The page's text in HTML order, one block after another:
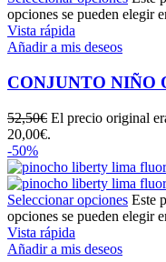
opciones se pueden elegir
Vista rápida
Añadir a mis deseos
CONJUNTO NIÑO
52,50€ El precio original
20,00€.
-50%
Seleccionar opciones Este
opciones se pueden elegir
Vista rápida
Añadir a mis deseos